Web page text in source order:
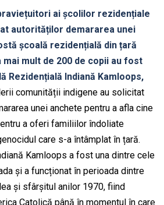
ai școlilor rezidențiale
autorităților demararea unei
școală rezidențială din țară
mai mult de 200 de copii au fost
Rezidențială Indiană Kamloops,
comunității indigene au solicitat
unei anchete pentru a afla cine
a oferi familiilor îndoliate
care s-a întâmplat în țară.
Kamloops a fost una dintre cele
și a funcționat în perioada dintre
și sfârșitul anilor 1970, fiind
Catolică până în momentul în care